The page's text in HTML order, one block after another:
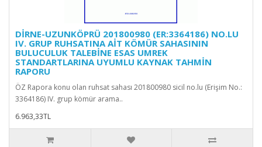
DİRNE-UZUNKÖPRÜ 201800980 (ER:3364186) NO.LU
IV. GRUP RUHSATINA AİT KÖMÜR SAHASININ
BULUCULUK TALEBİNE ESAS UMREK
STANDARTLARINA UYUMLU KAYNAK TAHMİN
RAPORU
ÖZ Rapora konu olan ruhsat sahası 201800980 sicil no.lu (Erişim No.:
3364186) IV. grup kömür arama..
6.963,33TL